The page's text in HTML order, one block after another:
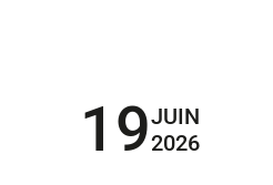
19JUIN
2026